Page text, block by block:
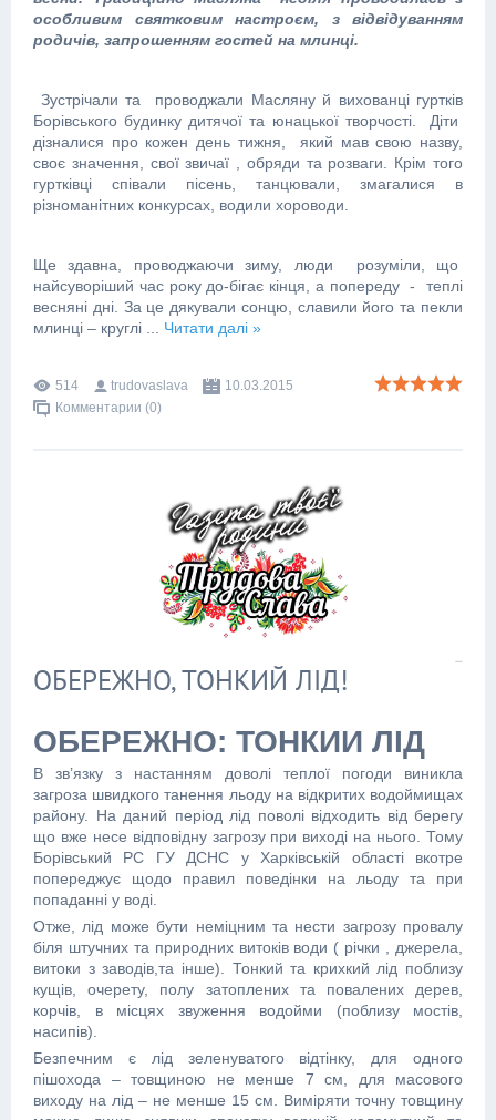
особливим святковим настроєм, з відвідуванням
родичів, запрошенням гостей на млинці.
Зустрічали та проводжали Масляну й вихованці гуртків
Борівського будинку дитячої та юнацької творчості. Діти
дізналися про кожен день тижня, який мав свою назву,
своє значення, свої звичаї , обряди та розваги. Крім того
гуртківці співали пісень, танцювали, змагалися в
різноманітних конкурсах, водили хороводи.
Ще здавна, проводжаючи зиму, люди розуміли, що
найсуворіший час року до-бігає кінця, а попереду - теплі
весняні дні. За це дякували сонцю, славили його та пекли
млинці – круглі
Читати далі »
514 trudovaslava
10.03.2015
Комментарии (0)
ОБЕРЕЖНО, ТОНКИЙ ЛІД!
ОБЕРЕЖНО: ТОНКИЙ ЛІД
В зв’язку з настанням доволі теплої погоди виникла
загроза швидкого танення льоду на відкритих водоймищах
району. На даний період лід поволі відходить від берегу
що вже несе відповідну загрозу при виході на нього. Тому
Борівський РС ГУ ДСНС у Харківській області вкотре
попереджує щодо правил поведінки на льоду та при
попаданні у воді.
Отже, лід може бути неміцним та нести загрозу провалу
біля штучних та природних витоків води ( річки , джерела,
витоки з заводів,та інше). Тонкий та крихкий лід поблизу
кущів, очерету, полу затоплених та повалених дерев,
корчів, в місцях звуження водойми (поблизу мостів,
насипів).
Безпечним є лід зеленуватого відтінку, для одного
пішохода – товщиною не менше 7 см, для масового
виходу на лід – не менше 15 см. Виміряти точну товщину